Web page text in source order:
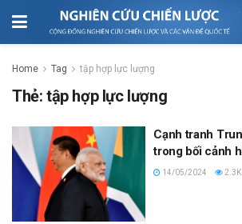
Home Tag tập hợp lực lượng
Thẻ:tập hợp lực lượng
Cạnh tranh
trong bối cảnh
14/05/2024 2.3K